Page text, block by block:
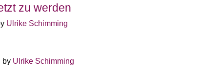
zu werden
Ulrike Schimming
by Ulrike Schimming